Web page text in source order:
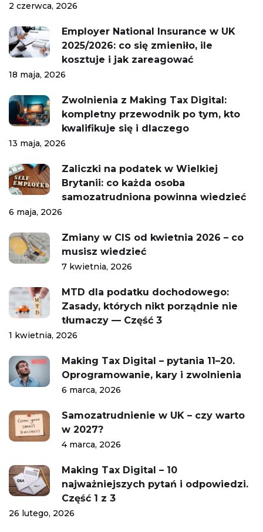
2 czerwca, 2026
Employer National Insurance w UK
2025/2026: co się zmieniło, ile
kosztuje i jak zareagować
18 maja, 2026
Zwolnienia z Making Tax Digital:
kompletny przewodnik po tym, kto
kwalifikuje się i dlaczego
13 maja, 2026
Zaliczki na podatek w Wielkiej
Brytanii: co każda osoba
samozatrudniona powinna wiedzieć
6 maja, 2026
Zmiany w CIS od kwietnia 2026 – co
musisz wiedzieć
7 kwietnia, 2026
MTD dla podatku dochodowego:
Zasady, których nikt porządnie nie
tłumaczy — Część 3
1 kwietnia, 2026
Making Tax Digital – pytania 11–20.
Oprogramowanie, kary i zwolnienia
6 marca, 2026
Samozatrudnienie w UK – czy warto
w 2027?
4 marca, 2026
Making Tax Digital – 10
najważniejszych pytań i odpowiedzi.
Część 1 z 3
26 lutego, 2026